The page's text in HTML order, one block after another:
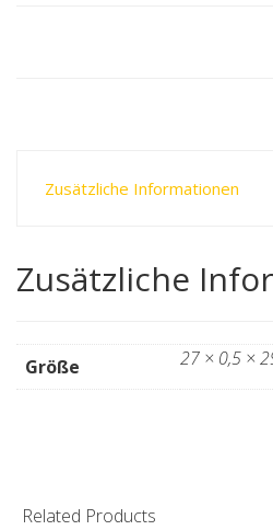
Zusätzliche Informationen
Zusätzliche
Größe 27 × 0,5 ×
Related Products